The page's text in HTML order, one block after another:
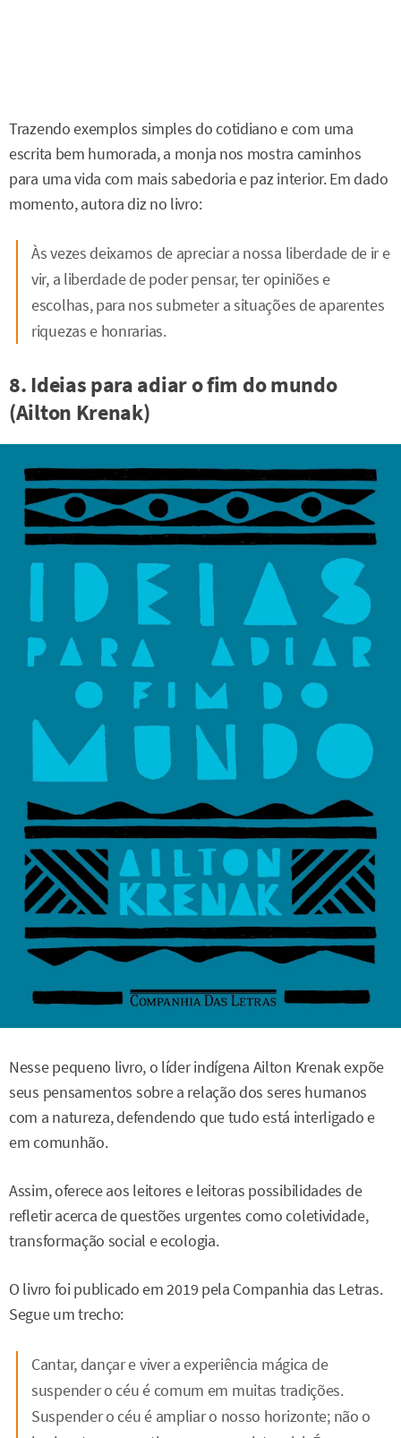
Trazendo exemplos simples do cotidiano e com uma
escrita bem humorada, a monja nos mostra caminhos
para uma vida com mais sabedoria e paz interior. Em dado
momento, autora diz no livro:
Às vezes deixamos de apreciar a nossa liberdade de ir e
vir, a liberdade de poder pensar, ter opiniões e
escolhas, para nos submeter a situações de aparentes
riquezas e honrarias.
8. Ideias para adiar o fim do mundo
(Ailton Krenak)
Nesse pequeno livro, o líder indígena Ailton Krenak expõe
seus pensamentos sobre a relação dos seres humanos
com a natureza, defendendo que tudo está interligado e
em comunhão.
Assim, oferece aos leitores e leitoras possibilidades de
refletir acerca de questões urgentes como coletividade,
transformação social e ecologia.
O livro foi publicado em 2019 pela Companhia das Letras.
Segue um trecho:
Cantar, dançar e viver a experiência mágica de
suspender o céu é comum em muitas tradições.
Suspender o céu é ampliar o nosso horizonte; não o